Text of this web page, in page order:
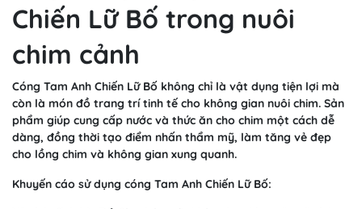
Chiến Lữ Bố trong nuôi
chim cảnh
Cóng Tam Anh Chiến Lữ Bố không chỉ là vật dụng tiện lợi mà
còn là món đồ trang trí tinh tế cho không gian nuôi chim. Sản
phẩm giúp cung cấp nước và thức ăn cho chim một cách dễ
dàng, đồng thời tạo điểm nhấn thẩm mỹ, làm tăng vẻ đẹp
cho lồng chim và không gian xung quanh.
Khuyến cáo sử dụng cóng Tam Anh Chiến Lữ Bố: